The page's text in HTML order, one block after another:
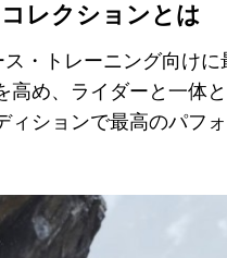
コレクションとは
ス・トレーニング向け
高め、ライダーと一体
ィションで最高のパフ